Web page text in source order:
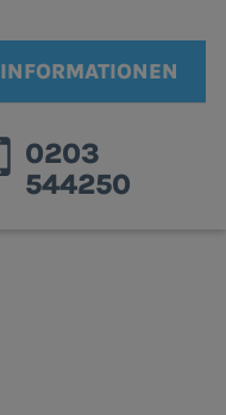
0203
544250
INFORMATIONEN